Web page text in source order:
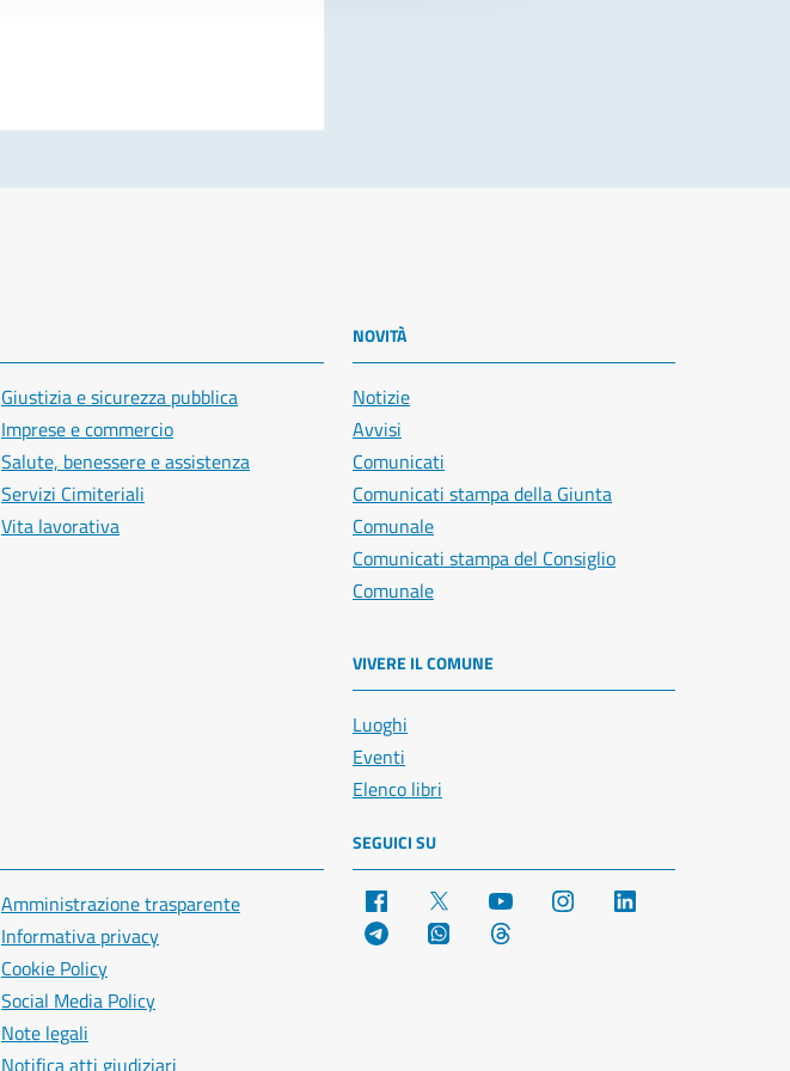
Giustizia e sicurezza pubblica
Imprese e commercio
Salute, benessere e assistenza
Servizi Cimiteriali
Vita lavorativa
NOVITÀ
Notizie
Avvisi
Comunicati
Comunicati stampa della Giunta
Comunale
Comunicati stampa del Consiglio
Comunale
VIVERE IL COMUNE
Luoghi
Eventi
Elenco libri
Amministrazione trasparente
Informativa privacy
Cookie Policy
Social Media Policy
Note legali
SEGUICI SU
Facebook YouTube Instagram
Telegram WhatsApp